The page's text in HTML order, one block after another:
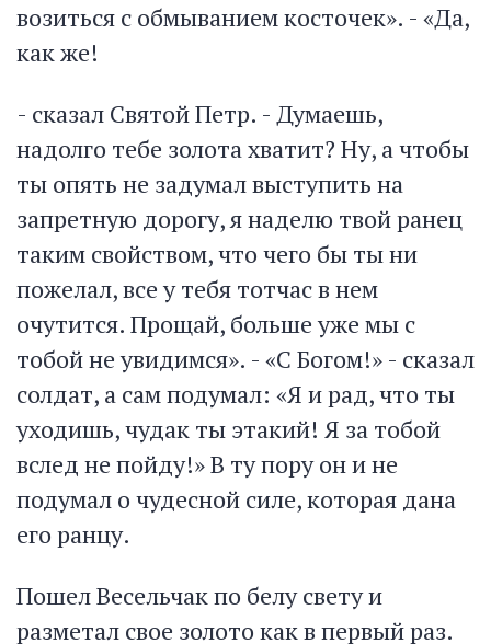
возиться с обмыванием косточек». - «Да,
как же!
- сказал Святой Петр. - Думаешь,
надолго тебе золота хватит? Ну, а чтобы
ты опять не задумал выступить на
запретную дорогу, я наделю твой ранец
таким свойством, что чего бы ты ни
пожелал, все у тебя тотчас в нем
очутится. Прощай, больше уже мы с
тобой не увидимся». - «С Богом!» - сказал
солдат, а сам подумал: «Я и рад, что ты
уходишь, чудак ты этакий! Я за тобой
вслед не пойду!» В ту пору он и не
подумал о чудесной силе, которая дана
его ранцу.
Пошел Весельчак по белу свету и
разметал свое золото как в первый раз.